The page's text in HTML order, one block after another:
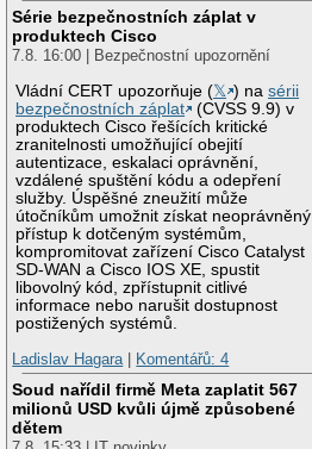
Série bezpečnostních záplat v
produktech Cisco
7.8. 16:00 | Bezpečnostní upozornění
Vládní CERT upozorňuje (𝕏 ) nasérii
bezpečnostních záplat
(CVSS 9.9) v
produktech Cisco řešících kritické
zranitelnosti umožňující obejití
autentizace, eskalaci oprávnění,
vzdálené spuštění kódu a odepření
služby. Úspěšné zneužití může
útočníkům umožnit získat neoprávněný
přístup k dotčeným systémům,
kompromitovat zařízení Cisco Catalyst
SD-WAN a Cisco IOS XE, spustit
libovolný kód, zpřístupnit citlivé
informace nebo narušit dostupnost
postižených systémů.
Ladislav Hagara
Komentářů: 4
Soud nařídil firmě Meta zaplatit 567
milionů USD kvůli újmě způsobené
dětem